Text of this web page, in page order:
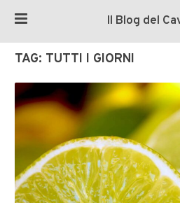
Il Blog del
TAG: TUTTI I GIORNI